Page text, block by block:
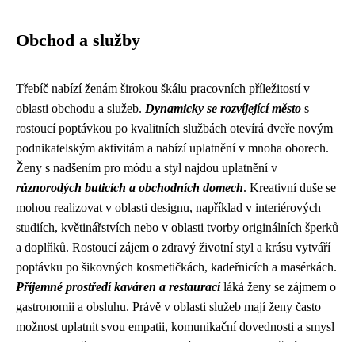
Obchod a služby
Třebíč nabízí ženám širokou škálu pracovních příležitostí v
oblasti obchodu a služeb. Dynamicky se rozvíjející město s
rostoucí poptávkou po kvalitních službách otevírá dveře novým
podnikatelským aktivitám a nabízí uplatnění v mnoha oborech.
Ženy s nadšením pro módu a styl najdou uplatnění v
různorodých buticích a obchodních domech. Kreativní duše se
mohou realizovat v oblasti designu, například v interiérových
studiích, květinářstvích nebo v oblasti tvorby originálních šperků
a doplňků. Rostoucí zájem o zdravý životní styl a krásu vytváří
poptávku po šikovných kosmetičkách, kadeřnicích a masérkách.
Příjemné prostředí kaváren a restauracíláká ženy se zájmem o
gastronomii a obsluhu. Právě v oblasti služeb mají ženy často
možnost uplatnit svou empatii, komunikační dovednosti a smysl